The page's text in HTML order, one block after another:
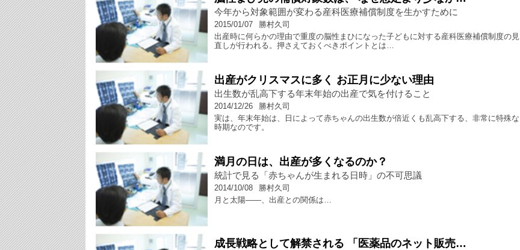
今年から対象範囲が変わる産科医療補償制度を生かすために
2015/01/07
勝村久司
出産時に何らかの理由で重度の脳性まひになった子どもに対する産科医療補償制度の見
直しが行われる。押さえておくべきポイントとは…
出産がクリスマスに多く お正月に少ない理由
出生数が乱高下する年末年始の出産で気を付けること
2014/12/26
勝村久司
実は、年末年始は、日によって赤ちゃんの出生数が倍近くも乱高下する、非常に特殊な
時期なのです。
満月の日は、出産が多くなるのか？
統計で見る「赤ちゃんが生まれる日時」の不可思議
2014/10/08
勝村久司
月と太陽――、出産との関係は…
成長戦略として解禁される 「医薬品のネット販売…